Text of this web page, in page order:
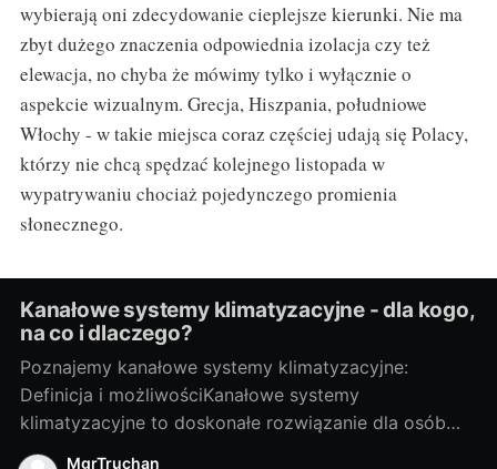
wybierają oni zdecydowanie cieplejsze kierunki. Nie ma
zbyt dużego znaczenia odpowiednia izolacja czy też
elewacja, no chyba że mówimy tylko i wyłącznie o
aspekcie wizualnym. Grecja, Hiszpania, południowe
Włochy - w takie miejsca coraz częściej udają się Polacy,
którzy nie chcą spędzać kolejnego listopada w
wypatrywaniu chociaż pojedynczego promienia
słonecznego.
Kanałowe systemy klimatyzacyjne - dla kogo,
na co i dlaczego?
Poznajemy kanałowe systemy klimatyzacyjne:
Definicja i możliwościKanałowe systemy
klimatyzacyjne to doskonałe rozwiązanie dla osób
pragnących cieszyć się przyjemnym chłodem
MgrTruchan